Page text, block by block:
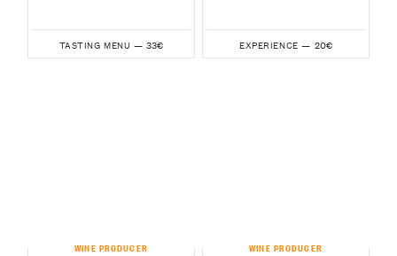
TASTING MENU — 33€ EXPERIENCE — 20€
WINE PRODUCER WINE PRODUCER